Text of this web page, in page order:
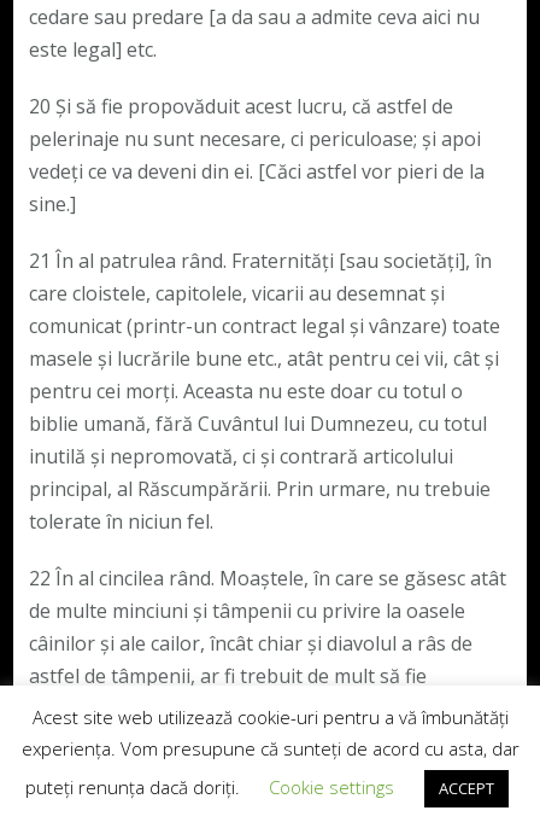
cedare sau predare [a da sau a admite ceva aici nu
este legal] etc.
20 Și să fie propovăduit acest lucru, că astfel de
pelerinaje nu sunt necesare, ci periculoase; și apoi
vedeți ce va deveni din ei. [Căci astfel vor pieri de la
sine.]
21 În al patrulea rând. Fraternități [sau societăți], în
care cloistele, capitolele, vicarii au desemnat și
comunicat (printr-un contract legal și vânzare) toate
masele și lucrările bune etc., atât pentru cei vii, cât și
pentru cei morți. Aceasta nu este doar cu totul o
biblie umană, fără Cuvântul lui Dumnezeu, cu totul
inutilă și nepromovată, ci și contrară articolului
principal, al Răscumpărării. Prin urmare, nu trebuie
tolerate în niciun fel.
22 În al cincilea rând. Moaștele, în care se găsesc atât
de multe minciuni și tâmpenii cu privire la oasele
câinilor și ale cailor, încât chiar și diavolul a râs de
astfel de tâmpenii, ar fi trebuit de mult să fie
condamnate, chiar dacă în ele erau unele bune; și cu
atât mai mult cu cât sunt fără Cuvântul lui
Dumnezeu; fiind nici ordonate, nici sfătuite, ele sunt
un lucru cu totul inutil și inutil.
Acest site web utilizează cookie-uri pentru a vă îmbunătăți
experiența. Vom presupune că sunteți de acord cu asta, dar
puteți renunța dacă doriți.
Cookie settings ACCEPT